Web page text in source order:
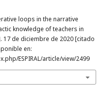
loops in the narrative
knowledge of teachers in
17 de diciembre de 2020 [citado
en:
ESPIRAL/article/view/2499